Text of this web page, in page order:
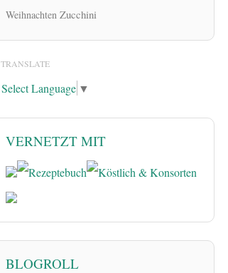
Weihnachten Zucchini
TRANSLATE
Select Language ▼
VERNETZT MIT
BLOGROLL